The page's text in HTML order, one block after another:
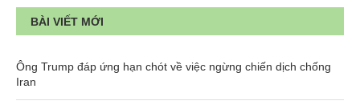
BÀI VIẾT MỚI
Ông Trump đáp ứng hạn chót về việc ngừng chiến dịch chống
Iran